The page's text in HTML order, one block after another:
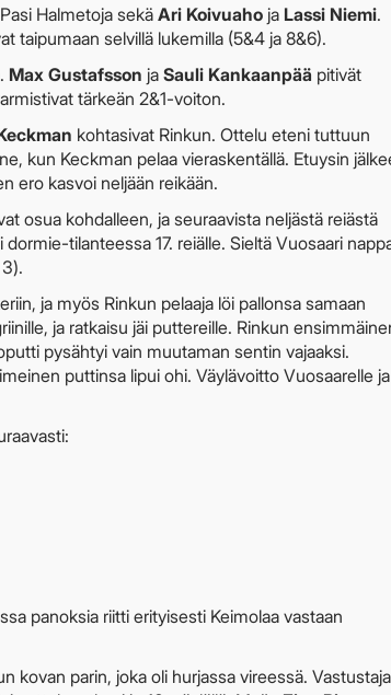
Halmetoja sekä Ari Koivuaho ja Lassi Niemi.
taipumaan selvillä lukemilla (5&4 ja 8&6).
Max Gustafsson ja Sauli Kankaanpää pitivät
tärkeän 2&1-voiton.
kohtasivat Rinkun. Ottelu eteni tuttuun
kun Keckman pelaa vieraskentällä. Etuysin
ero kasvoi neljään reikään.
osua kohdalleen, ja seuraavista neljästä reiästä
tilanteessa 17. reiälle. Sieltä Vuosaari
ja myös Rinkun pelaaja löi pallonsa samaan
ja ratkaisu jäi puttereille. Rinkun
pysähtyi vain muutaman sentin vajaaksi.
puttinsa lipui ohi. Väylävoitto Vuosaarelle ja
panoksia riitti erityisesti Keimolaa vastaan
kovan parin, joka oli hurjassa vireessä.